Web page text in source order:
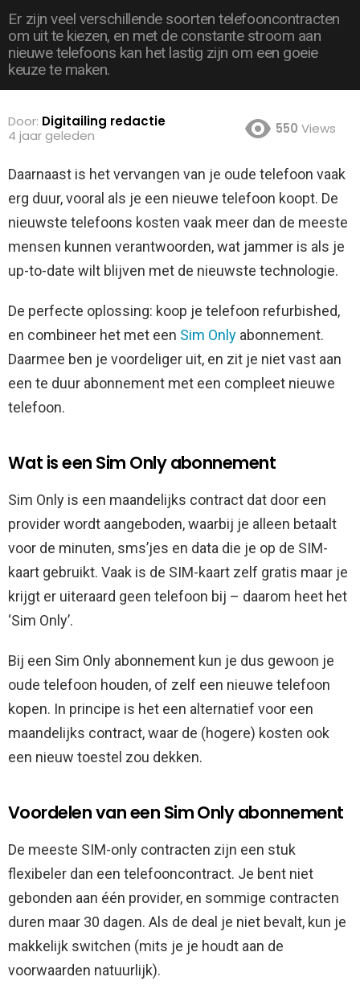
Er zijn veel verschillende soorten telefooncontracten
om uit te kiezen, en met de constante stroom aan
nieuwe telefoons kan het lastig zijn om een goeie
keuze te maken.
Door: Digitailing redactie
4 jaar geleden
550 Views
Daarnaast is het vervangen van je oude telefoon vaak
erg duur, vooral als je een nieuwe telefoon koopt. De
nieuwste telefoons kosten vaak meer dan de meeste
mensen kunnen verantwoorden, wat jammer is als je
up-to-date wilt blijven met de nieuwste technologie.
De perfecte oplossing: koop je telefoon refurbished,
en combineer het met een Sim Only abonnement.
Daarmee ben je voordeliger uit, en zit je niet vast aan
een te duur abonnement met een compleet nieuwe
telefoon.
Wat is een Sim Only abonnement
Sim Only is een maandelijks contract dat door een
provider wordt aangeboden, waarbij je alleen betaalt
voor de minuten, sms’jes en data die je op de SIM-
kaart gebruikt. Vaak is de SIM-kaart zelf gratis maar je
krijgt er uiteraard geen telefoon bij – daarom heet het
‘Sim Only’.
Bij een Sim Only abonnement kun je dus gewoon je
oude telefoon houden, of zelf een nieuwe telefoon
kopen. In principe is het een alternatief voor een
maandelijks contract, waar de (hogere) kosten ook
een nieuw toestel zou dekken.
Voordelen van een Sim Only abonnement
De meeste SIM-only contracten zijn een stuk
flexibeler dan een telefooncontract. Je bent niet
gebonden aan één provider, en sommige contracten
duren maar 30 dagen. Als de deal je niet bevalt, kun je
makkelijk switchen (mits je je houdt aan de
voorwaarden natuurlijk).